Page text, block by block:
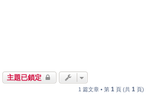
主題已鎖定
1 篇文章 • 第 1 頁 (共 1 頁)